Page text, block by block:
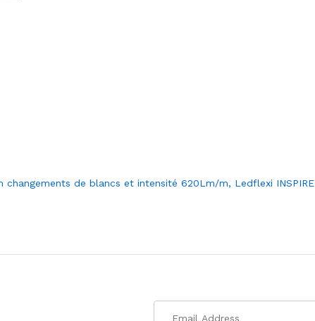
changements de blancs et intensité 620Lm/m, Ledflexi INSPIRE